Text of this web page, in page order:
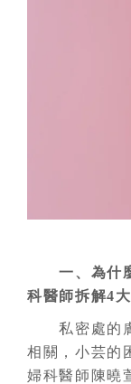
一、為什
科醫師拆解4
私密處的膚
相關，小芸的
婦科醫師陳曉